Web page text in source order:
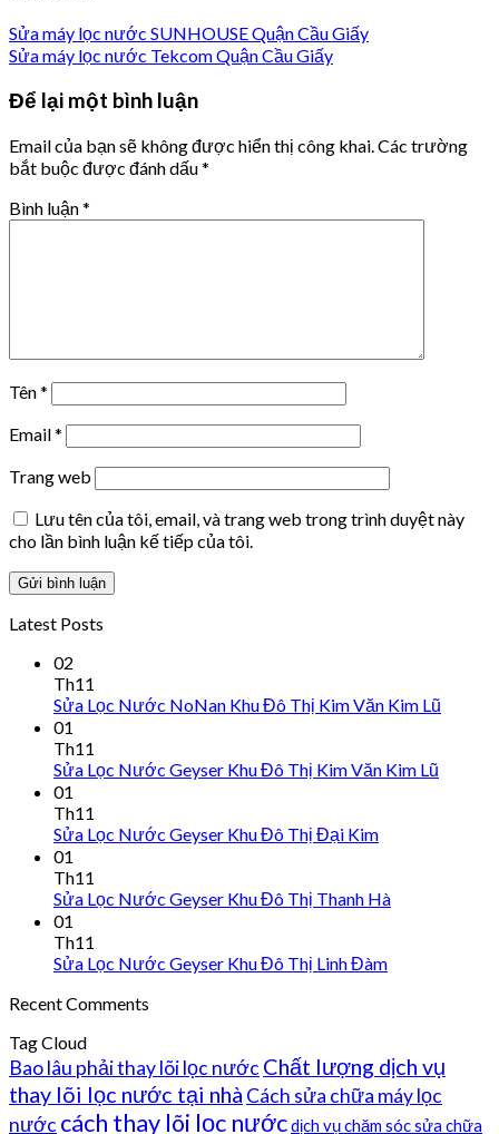
Sửa máy lọc nước SUNHOUSE Quận Cầu Giấy
Sửa máy lọc nước Tekcom Quận Cầu Giấy
Để lại một bình luận
Email của bạn sẽ không được hiển thị công khai. Các trường
bắt buộc được đánh dấu*
Bình luận*
Tên*
Email*
Trang web
Lưu tên của tôi, email, và trang web trong trình duyệt này
cho lần bình luận kế tiếp của tôi.
Latest Posts
02
Th11
Sửa Lọc Nước NoNan Khu Đô Thị Kim Văn Kim Lũ
01
Th11
Sửa Lọc Nước Geyser Khu Đô Thị Kim Văn Kim Lũ
01
Th11
Sửa Lọc Nước Geyser Khu Đô Thị Đại Kim
01
Th11
Sửa Lọc Nước Geyser Khu Đô Thị Thanh Hà
01
Th11
Sửa Lọc Nước Geyser Khu Đô Thị Linh Đàm
Recent Comments
Tag Cloud
Bao lâu phải thay lõi lọc nước Chất lượng dịch vụ
thay lõi lọc nước tại nhà Cách sửa chữa máy lọc
nước cách thay lõi lọc nướcdịch vụ chăm sóc sửa chữa